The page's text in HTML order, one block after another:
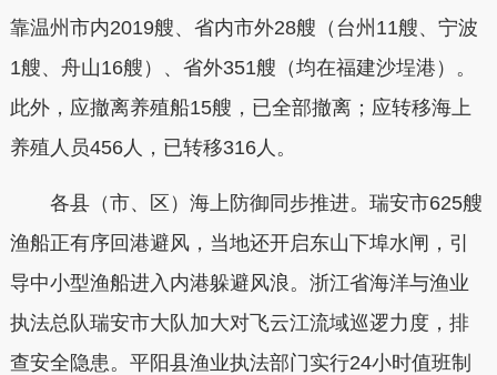
靠温州市内2019艘、省内市外28艘（台州11艘、宁波
1艘、舟山16艘）、省外351艘（均在福建沙埕港）。
此外，应撤离养殖船15艘，已全部撤离；应转移海上
养殖人员456人，已转移316人。
各县（市、区）海上防御同步推进。瑞安市625艘
渔船正有序回港避风，当地还开启东山下埠水闸，引
导中小型渔船进入内港躲避风浪。浙江省海洋与渔业
执法总队瑞安市大队加大对飞云江流域巡逻力度，排
查安全隐患。平阳县渔业执法部门实行24小时值班制